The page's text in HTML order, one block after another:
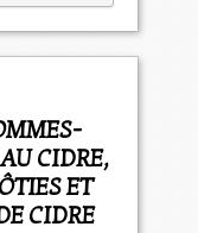
CIDRE,
ET
CIDRE